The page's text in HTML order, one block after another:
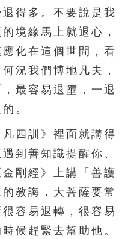
得多。不要說是我
境緣馬上就退心，
化在這個世間，看
況我們博地凡夫，
最容易退墮，一退
。
四訓》裡面就講得
到善知識提醒你、
剛經》上講「善護
教誨，大菩薩要常
容易退轉，很容易
候趕緊去幫助他。